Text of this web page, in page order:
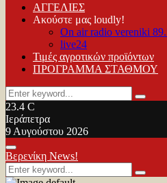
ΑΓΓΕΛΙΕΣ
Ακούστε μας loudly!
On air radio vereniki
live24
Τιμές αγροτικών προϊόντων
ΠΡΟΓΡΑΜΜΑ ΣΤΑΘΜΟΥ
Search
for:
Search
23.4 C
Ιεράπετρα
9 Αυγούστου 2026
Facebook
Twitter
Youtube
Primary
Menu
Βερενίκη News!
Search
for:
Search